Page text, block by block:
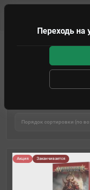
Акция Заканчивается
Переходь на